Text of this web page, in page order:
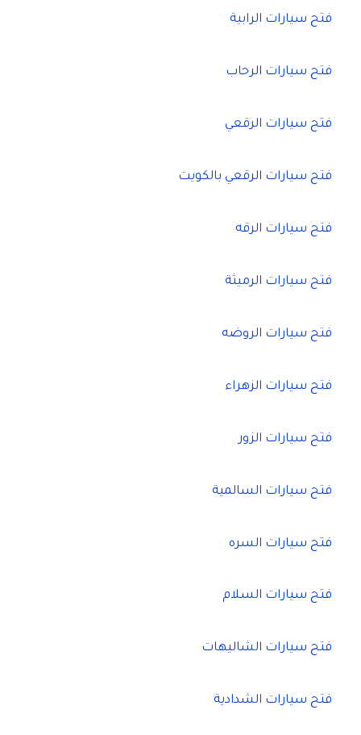
فتح سيارات الرابية
فتح سيارات الرحاب
فتح سيارات الرقعي
فتح سيارات الرقعي بالكويت
فتح سيارات الرقه
فتح سيارات الرميثة
فتح سيارات الروضه
فتح سيارات الزهراء
فتح سيارات الزور
فتح سيارات السالمية
فتح سيارات السره
فتح سيارات السلام
فتح سيارات الشاليهات
فتح سيارات الشدادية